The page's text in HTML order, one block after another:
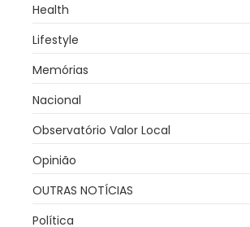
Health
Lifestyle
Memórias
Nacional
Observatório Valor Local
Opinião
OUTRAS NOTÍCIAS
Política